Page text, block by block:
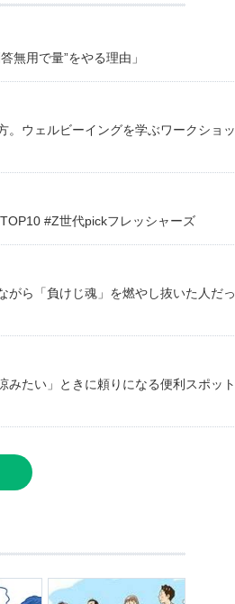
用で量”をやる理由」
。ウェルビーイングを学ぶワークショッ
#Z世代pickフレッシャーズ
がら「負けじ魂」を燃やし抜いた人だっ
みたい」ときに頼りになる便利スポット